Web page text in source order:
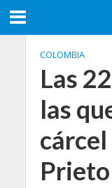
COLOMBIA
Las
las
Prieto